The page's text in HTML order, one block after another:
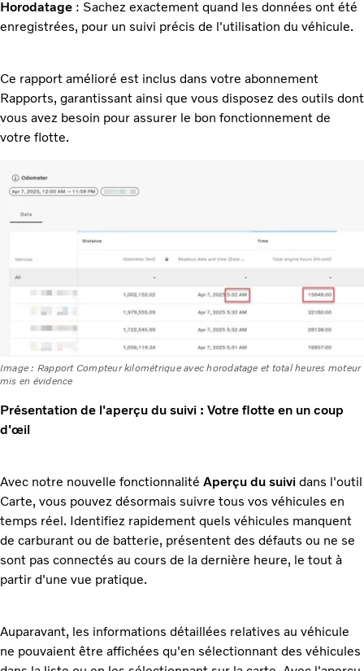
Horodatage : Sachez exactement quand les données ont été
enregistrées, pour un suivi précis de l'utilisation du véhicule.
Ce rapport amélioré est inclus dans votre abonnement
Rapports, garantissant ainsi que vous disposez des outils dont
vous avez besoin pour assurer le bon fonctionnement de
votre flotte.
Image : Rapport Compteur kilométrique avec horodatage et total heures moteur
mis en évidence
Présentation de l'aperçu du suivi : Votre flotte en un coup
d'œil
Avec notre nouvelle fonctionnalité Aperçu du suivi dans l'outil
Carte, vous pouvez désormais suivre tous vos véhicules en
temps réel. Identifiez rapidement quels véhicules manquent
de carburant ou de batterie, présentent des défauts ou ne se
sont pas connectés au cours de la dernière heure, le tout à
partir d'une vue pratique.
Auparavant, les informations détaillées relatives au véhicule
ne pouvaient être affichées qu'en sélectionnant des véhicules